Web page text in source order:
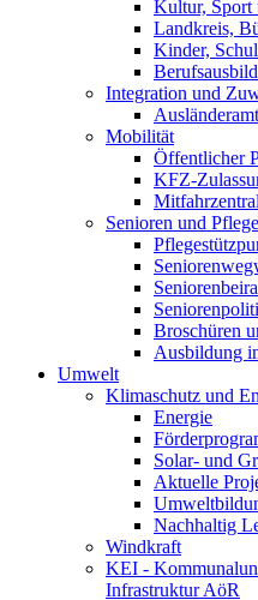
Kultur, Sport
Landkreis,
Kinder,
Integration und
Ausländeramt
Mobilität
Öffentlicher
KFZ-
Senioren und Pflege
Broschüren
Ausbildung
Umwelt
Klimaschutz und
Energie
Solar- und
Aktuelle
Nachhaltig
Windkraft
KEI -
Infrastruktur AöR